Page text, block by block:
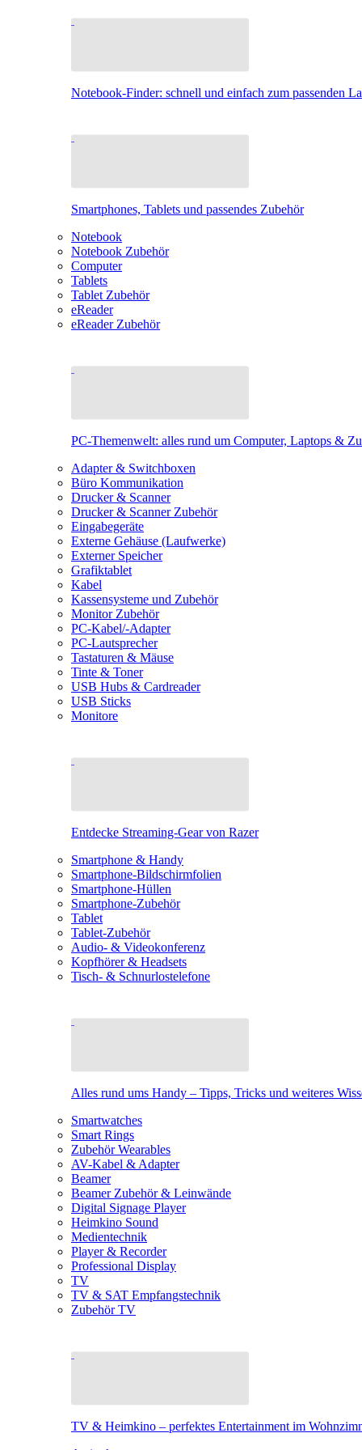
Notebook-Finder: schnell und einfach zum passenden
Smartphones, Tablets und passendes Zubehör
Notebook
Notebook Zubehör
Computer
Tablets
Tablet Zubehör
eReader
eReader Zubehör
PC-Themenwelt: alles rund um Computer, Laptops &
Adapter & Switchboxen
Büro Kommunikation
Drucker & Scanner
Drucker & Scanner Zubehör
Eingabegeräte
Externe Gehäuse (Laufwerke)
Externer Speicher
Grafiktablet
Kabel
Kassensysteme und Zubehör
Monitor Zubehör
PC-Kabel/-Adapter
PC-Lautsprecher
Tastaturen & Mäuse
Tinte & Toner
USB Hubs & Cardreader
USB Sticks
Monitore
Entdecke Streaming-Gear von Razer
Smartphone & Handy
Smartphone-Bildschirmfolien
Smartphone-Hüllen
Smartphone-Zubehör
Tablet
Tablet-Zubehör
Audio- & Videokonferenz
Kopfhörer & Headsets
Tisch- & Schnurlostelefone
Alles rund ums Handy – Tipps, Tricks und weiteres
Smartwatches
Smart Rings
Zubehör Wearables
AV-Kabel & Adapter
Beamer
Beamer Zubehör & Leinwände
Digital Signage Player
Heimkino Sound
Medientechnik
Player & Recorder
Professional Display
TV
TV & SAT Empfangstechnik
Zubehör TV
TV & Heimkino – perfektes Entertainment im